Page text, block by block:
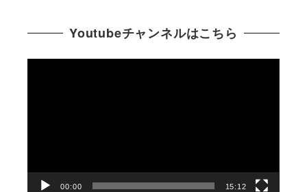
Youtubeチャンネルはこちら
00:00 15:12